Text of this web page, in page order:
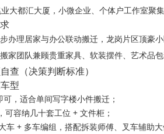
大都汇大厦，小微企业、个体户工作室聚
办理居家与办公联动搬迁，龙岗片区顶豪
家团队兼顾贵重家具、软装摆件、艺术品
查（决策判断标准）
型
，适合单间写字楼小件搬迁；
容纳几十套工位 + 文件柜；
+ 多车编组，搭配拆装师傅、叉车辅助大